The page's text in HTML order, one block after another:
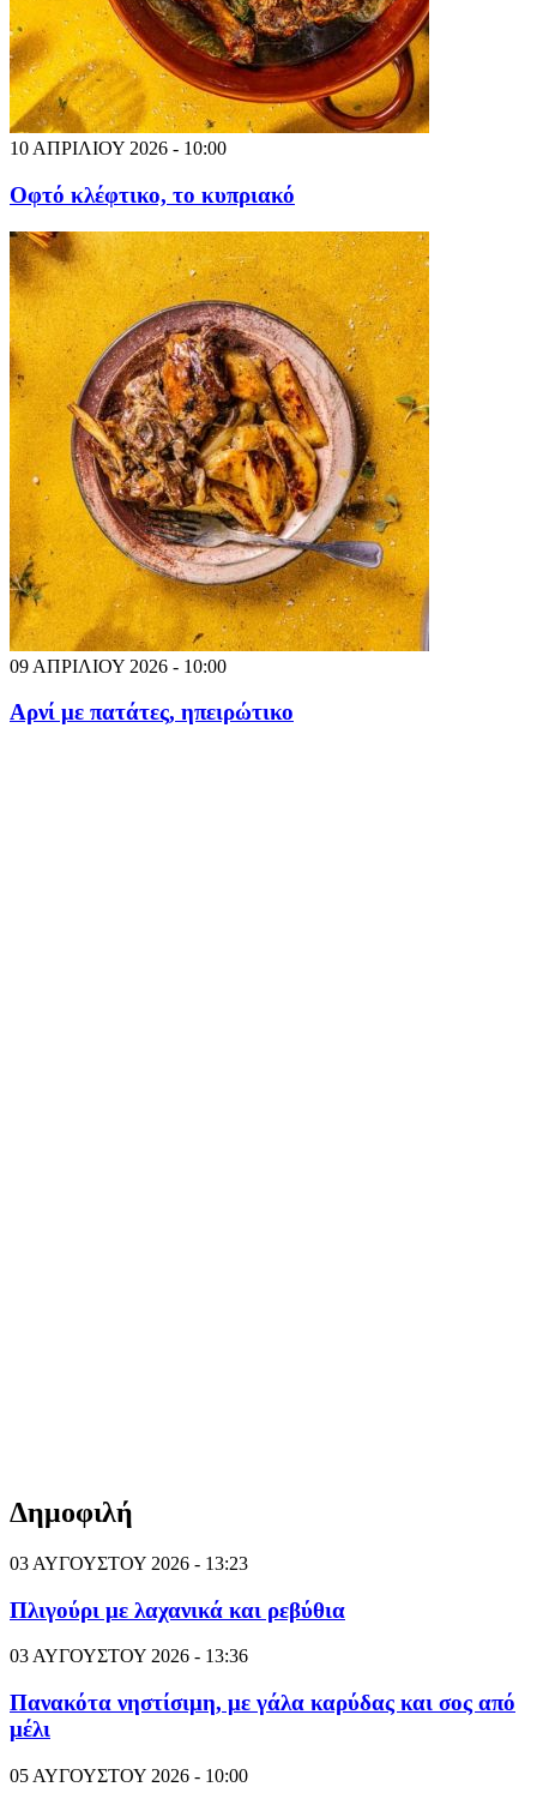
10 ΑΠΡΙΛΙΟΥ 2026 - 10:00
Οφτό κλέφτικο, το κυπριακό
09 ΑΠΡΙΛΙΟΥ 2026 - 10:00
Αρνί με πατάτες, ηπειρώτικο
Δημοφιλή
03 ΑΥΓΟΥΣΤΟΥ 2026 - 13:23
Πλιγούρι με λαχανικά και ρεβύθια
03 ΑΥΓΟΥΣΤΟΥ 2026 - 13:36
Πανακότα νηστίσιμη, με γάλα καρύδας και σος από
μέλι
05 ΑΥΓΟΥΣΤΟΥ 2026 - 10:00